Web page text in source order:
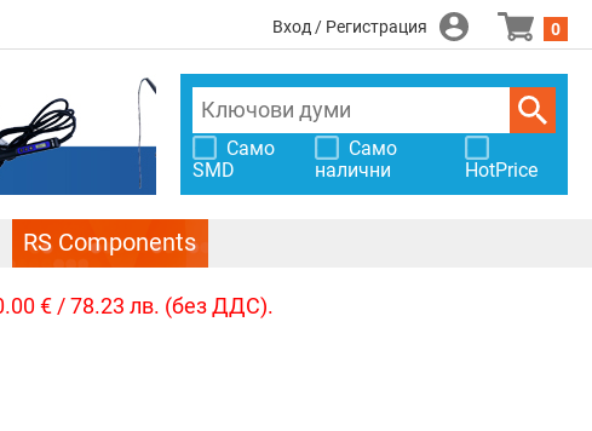
Вход / Регистрация 0
Само
SMD
Само
налични
HotPrice
RS Components
€ / 78.23 лв. (без ДДС).